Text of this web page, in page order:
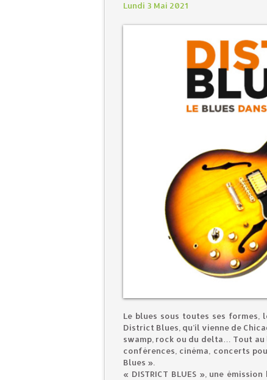
Lundi 3 Mai 2021
Le blues sous toutes ses formes,
District Blues, qu’il vienne de
swamp, rock ou du delta… Tout au
conférences, cinéma, concerts
Blues ».
« DISTRICT BLUES », une